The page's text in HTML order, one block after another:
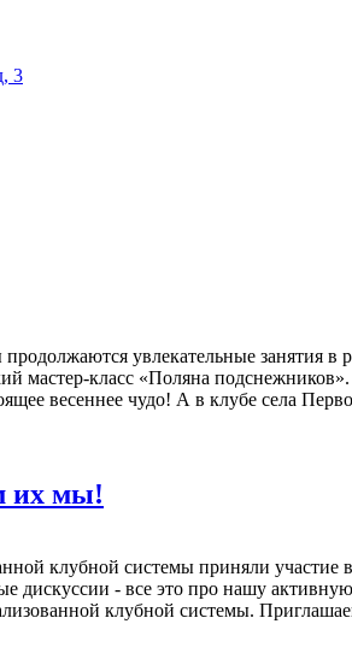
3
увлекательные
мастер-класс «Поляна
весеннее чудо! А в клубе села
их мы!
клубной системы приняли
дискуссии - все это про нашу
клубной системы.